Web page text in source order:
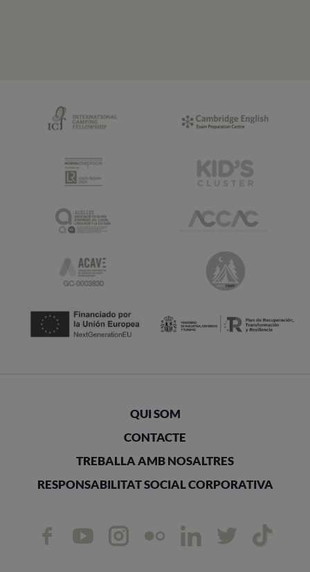
QUI SOM
CONTACTE
TREBALLA AMB NOSALTRES
RESPONSABILITAT SOCIAL CORPORATIVA